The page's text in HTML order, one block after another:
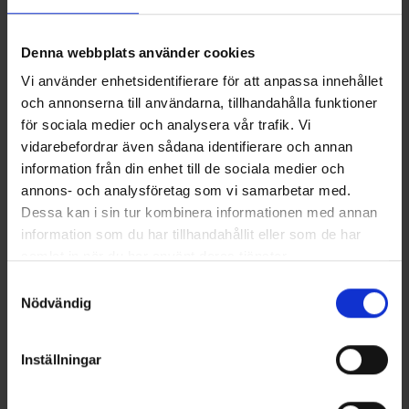
Denna webbplats använder cookies
Vi använder enhetsidentifierare för att anpassa innehållet
och annonserna till användarna, tillhandahålla funktioner
för sociala medier och analysera vår trafik. Vi
vidarebefordrar även sådana identifierare och annan
information från din enhet till de sociala medier och
annons- och analysföretag som vi samarbetar med.
Dessa kan i sin tur kombinera informationen med annan
information som du har tillhandahållit eller som de har
Nödvändig
Inställningar
+1
Fleecepipo
Alk.2,95 €
+ 1
Tuubihuivi fleece
Alk.3,95 €